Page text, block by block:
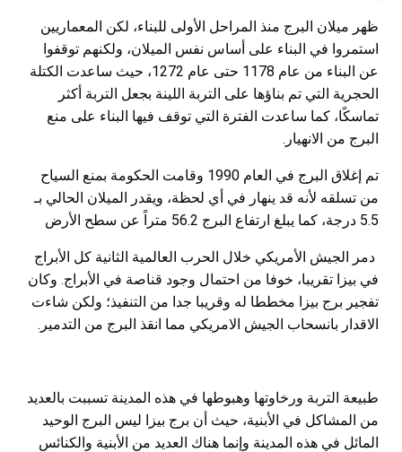
ظهر ميلان البرج منذ المراحل الأولى للبناء، لكن المعماريين
استمروا في البناء على أساس نفس الميلان، ولكنهم توقفوا
عن البناء من عام 1178 حتى عام 1272، حيث ساعدت الكتلة
الحجرية التي تم بناؤها على التربة اللينة بجعل التربة أكثر
تماسكًا، كما ساعدت الفترة التي توقف فيها البناء على منع
البرج من الانهيار.
تم إغلاق البرج في العام 1990 وقامت الحكومة بمنع السياح
من تسلقه لأنه قد ينهار في أي لحظة، ويقدر الميلان الحالي بـ
5.5 درجة، كما يبلغ ارتفاع البرج 56.2 متراً عن سطح الأرض
دمر الجيش الأمريكي خلال الحرب العالمية الثانية كل الأبراج
في بيزا تقريبا، خوفا من احتمال وجود قناصة في الأبراج. وكان
تفجير برج بيزا مخططا له وقريبا جدا من التنفيذ؛ ولكن شاءت
الاقدار بانسحاب الجيش الامريكي مما انقذ البرج من التدمير.
طبيعة التربة ورخاوتها وهبوطها في هذه المدينة تسببت بالعديد
من المشاكل في الأبنية، حيث أن برج بيزا ليس البرج الوحيد
المائل في هذه المدينة وإنما هناك العديد من الأبنية والكنائس